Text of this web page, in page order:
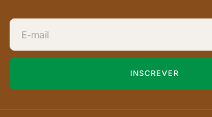
INSCREVER